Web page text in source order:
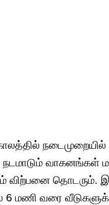
நடைமுறையில்
வாகனங்கள்
விற்பனை தொடரும்.
6 மணி வரை